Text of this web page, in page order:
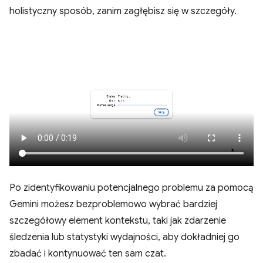
holistyczny sposób, zanim zagłębisz się w szczegóły.
Po zidentyfikowaniu potencjalnego problemu za pomocą
Gemini możesz bezproblemowo wybrać bardziej
szczegółowy element kontekstu, taki jak zdarzenie
śledzenia lub statystyki wydajności, aby dokładniej go
zbadać i kontynuować ten sam czat.